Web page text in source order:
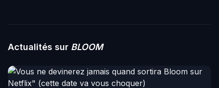
Actualités sur BLOOM